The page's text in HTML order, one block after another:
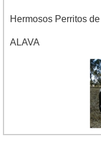
Hermosos Perritos
ALAVA